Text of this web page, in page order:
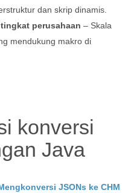
dan skrip dinamis.
perusahaan – Skala
mendukung makro di
konversi
Java
JSONs ke CHM